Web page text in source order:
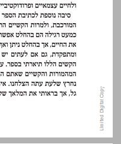
“אל תקראי לי מטאטא...” ... 10